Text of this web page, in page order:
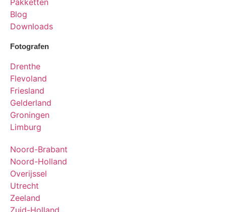
Pakketten
Blog
Downloads
Fotografen
Drenthe
Flevoland
Friesland
Gelderland
Groningen
Limburg
Noord-Brabant
Noord-Holland
Overijssel
Utrecht
Zeeland